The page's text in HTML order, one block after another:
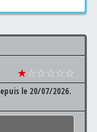
★☆☆☆☆☆
le 20/07/2026.